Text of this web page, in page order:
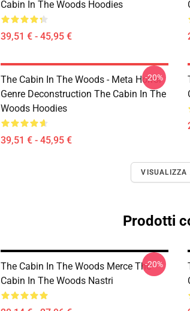
Cabin In The Woods Hoodies
39,51 € - 45,95 €
The Cabin In The Woods - Meta Horror
Genre Deconstruction The Cabin In The
Woods Hoodies
39,51 € - 45,95 €
-20%
VISUALIZZA
Prodotti
The Cabin In The Woods Merce The
Cabin In The Woods Nastri
-20%